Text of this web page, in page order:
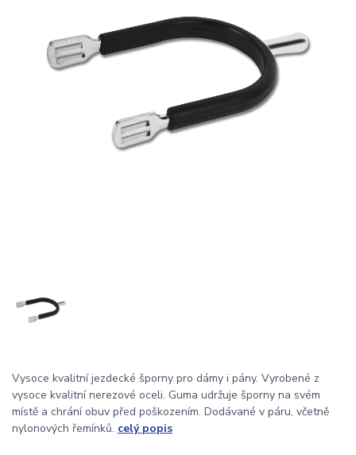
Vysoce kvalitní jezdecké šporny pro dámy i pány. Vyrobené z
vysoce kvalitní nerezové oceli. Guma udržuje šporny na svém
místě a chrání obuv před poškozením. Dodávané v páru, včetně
nylonových řemínků. celý popis